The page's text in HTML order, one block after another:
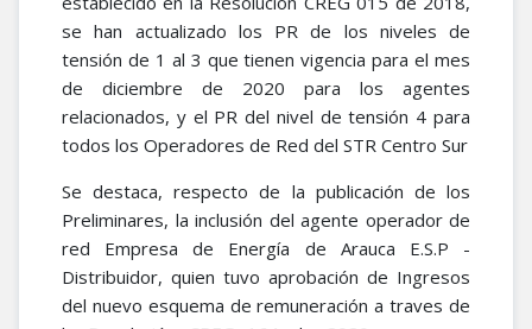
se han actualizado los PR de los niveles de
tensión de 1 al 3 que tienen vigencia para el mes
de diciembre de 2020 para los agentes
relacionados, y el PR del nivel de tensión 4 para
todos los Operadores de Red del STR Centro Sur
Se destaca, respecto de la publicación de los
Preliminares, la inclusión del agente operador de
red Empresa de Energía de Arauca E.S.P -
Distribuidor, quien tuvo aprobación de Ingresos
del nuevo esquema de remuneración a traves de